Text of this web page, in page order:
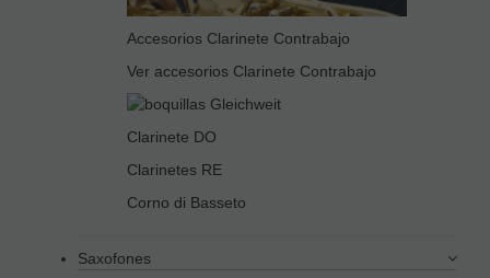
Accesorios Clarinete Contrabajo
Ver accesorios Clarinete Contrabajo
Clarinete DO
Clarinetes RE
Corno di Basseto
Saxofones